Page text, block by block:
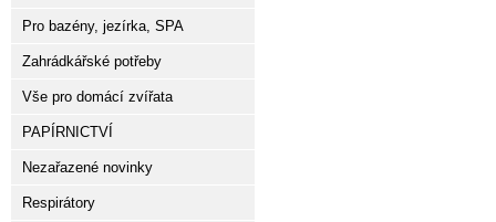
Pro bazény, jezírka, SPA
Zahrádkářské potřeby
Vše pro domácí zvířata
PAPÍRNICTVÍ
Nezařazené novinky
Respirátory